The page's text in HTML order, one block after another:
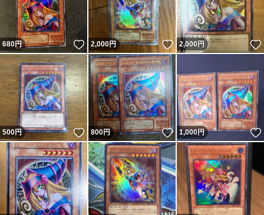
680円 いいね！
2,000円 いいね！
2,000円
500円 いいね！
800円 いいね！
1,000円